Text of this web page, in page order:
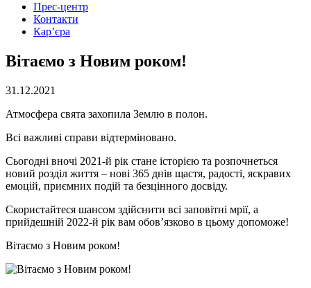
Прес-центр
Контакти
Кар’єра
Вітаємо з Новим роком!
31.12.2021
Атмосфера свята захопила Землю в полон.
Всі важливі справи відтерміновано.
Сьогодні вночі 2021-й рік стане історією та розпочнеться
новий розділ життя – нові 365 днів щастя, радості, яскравих
емоцій, приємних подій та безцінного досвіду.
Скористайтеся шансом здійснити всі заповітні мрії, а
прийдешній 2022-й рік вам обов’язково в цьому допоможе!
Вітаємо з Новим роком!